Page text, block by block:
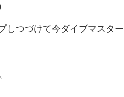
しつづけて今ダイブマスタ